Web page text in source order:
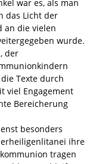
war es, als man
das Licht der
an die vielen
wurde.
der
Texte durch
viel Engagement
Bereicherung
besonders
ihre
tragen